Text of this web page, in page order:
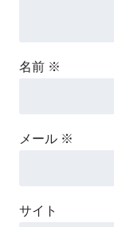
名前 ※
メール ※
サイト